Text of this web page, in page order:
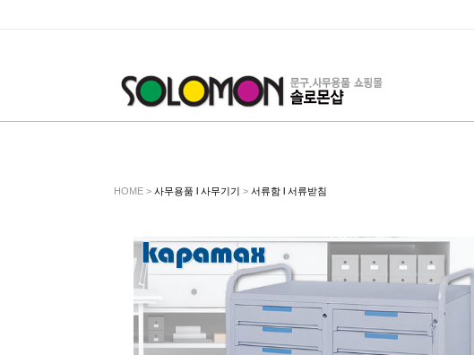
HOME > 사무용품 l 사무기기 > 서류함 l 서류받침